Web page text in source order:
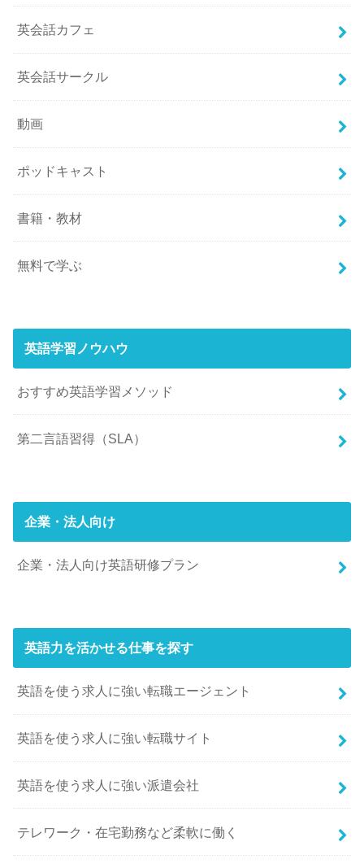
英会話カフェ
英会話サークル
動画
ポッドキャスト
書籍・教材
無料で学ぶ
英語学習ノウハウ
おすすめ英語学習メソッド
第二言語習得（SLA）
企業・法人向け
企業・法人向け英語研修プラン
英語力を活かせる仕事を探す
英語を使う求人に強い転職エージェント
英語を使う求人に強い転職サイト
英語を使う求人に強い派遣会社
テレワーク・在宅勤務など柔軟に働く